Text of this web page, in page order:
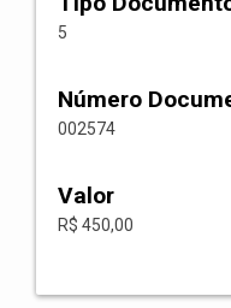
5
Número
002574
Valor
R$ 450,00